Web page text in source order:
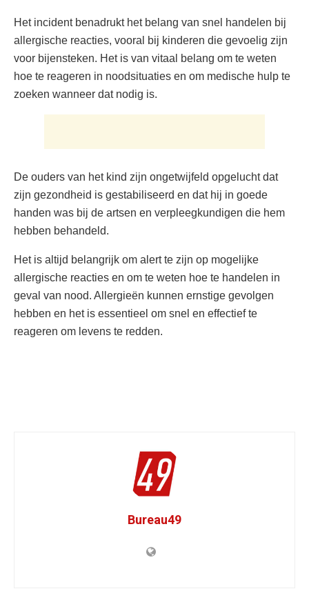
Het incident benadrukt het belang van snel handelen bij
allergische reacties, vooral bij kinderen die gevoelig zijn
voor bijensteken. Het is van vitaal belang om te weten
hoe te reageren in noodsituaties en om medische hulp te
zoeken wanneer dat nodig is.
De ouders van het kind zijn ongetwijfeld opgelucht dat
zijn gezondheid is gestabiliseerd en dat hij in goede
handen was bij de artsen en verpleegkundigen die hem
hebben behandeld.
Het is altijd belangrijk om alert te zijn op mogelijke
allergische reacties en om te weten hoe te handelen in
geval van nood. Allergieën kunnen ernstige gevolgen
hebben en het is essentieel om snel en effectief te
reageren om levens te redden.
Bureau49